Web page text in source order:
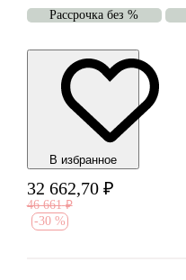
Рассрочка без %
В избранноe
32 662,70 ₽
46 661 ₽
-30 %